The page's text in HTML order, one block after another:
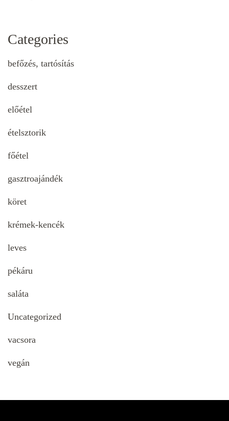
Categories
befőzés, tartósítás
desszert
előétel
ételsztorik
főétel
gasztroajándék
köret
krémek-kencék
leves
pékáru
saláta
Uncategorized
vacsora
vegán